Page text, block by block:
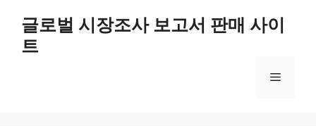
content
글로벌 시장조사 보고서 판매 사이
트
Menu